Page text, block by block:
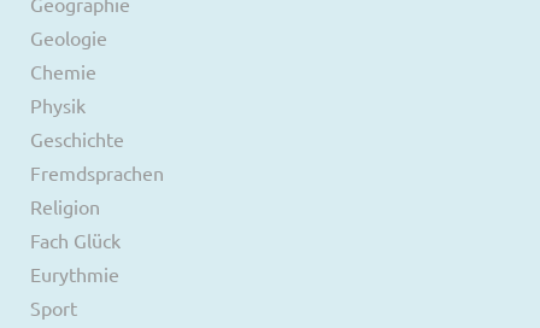
Geologie
Chemie
Physik
Geschichte
Fremdsprachen
Religion
Fach Glück
Eurythmie
Sport